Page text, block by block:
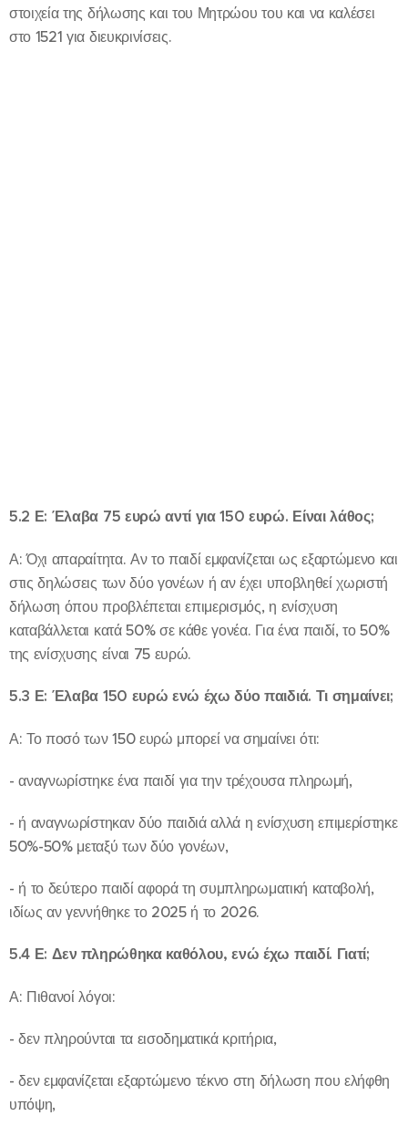
στοιχεία της δήλωσης και του Μητρώου του και να καλέσει
στο 1521 για διευκρινίσεις.
5.2 Ε: Έλαβα 75 ευρώ αντί για 150 ευρώ. Είναι λάθος;
Α: Όχι απαραίτητα. Αν το παιδί εμφανίζεται ως εξαρτώμενο και
στις δηλώσεις των δύο γονέων ή αν έχει υποβληθεί χωριστή
δήλωση όπου προβλέπεται επιμερισμός, η ενίσχυση
καταβάλλεται κατά 50% σε κάθε γονέα. Για ένα παιδί, το 50%
της ενίσχυσης είναι 75 ευρώ.
5.3 Ε: Έλαβα 150 ευρώ ενώ έχω δύο παιδιά. Τι σημαίνει;
Α: Το ποσό των 150 ευρώ μπορεί να σημαίνει ότι:
- αναγνωρίστηκε ένα παιδί για την τρέχουσα πληρωμή,
- ή αναγνωρίστηκαν δύο παιδιά αλλά η ενίσχυση επιμερίστηκε
50%-50% μεταξύ των δύο γονέων,
- ή το δεύτερο παιδί αφορά τη συμπληρωματική καταβολή,
ιδίως αν γεννήθηκε το 2025 ή το 2026.
5.4 Ε: Δεν πληρώθηκα καθόλου, ενώ έχω παιδί. Γιατί;
Α: Πιθανοί λόγοι:
- δεν πληρούνται τα εισοδηματικά κριτήρια,
- δεν εμφανίζεται εξαρτώμενο τέκνο στη δήλωση που ελήφθη
υπόψη,